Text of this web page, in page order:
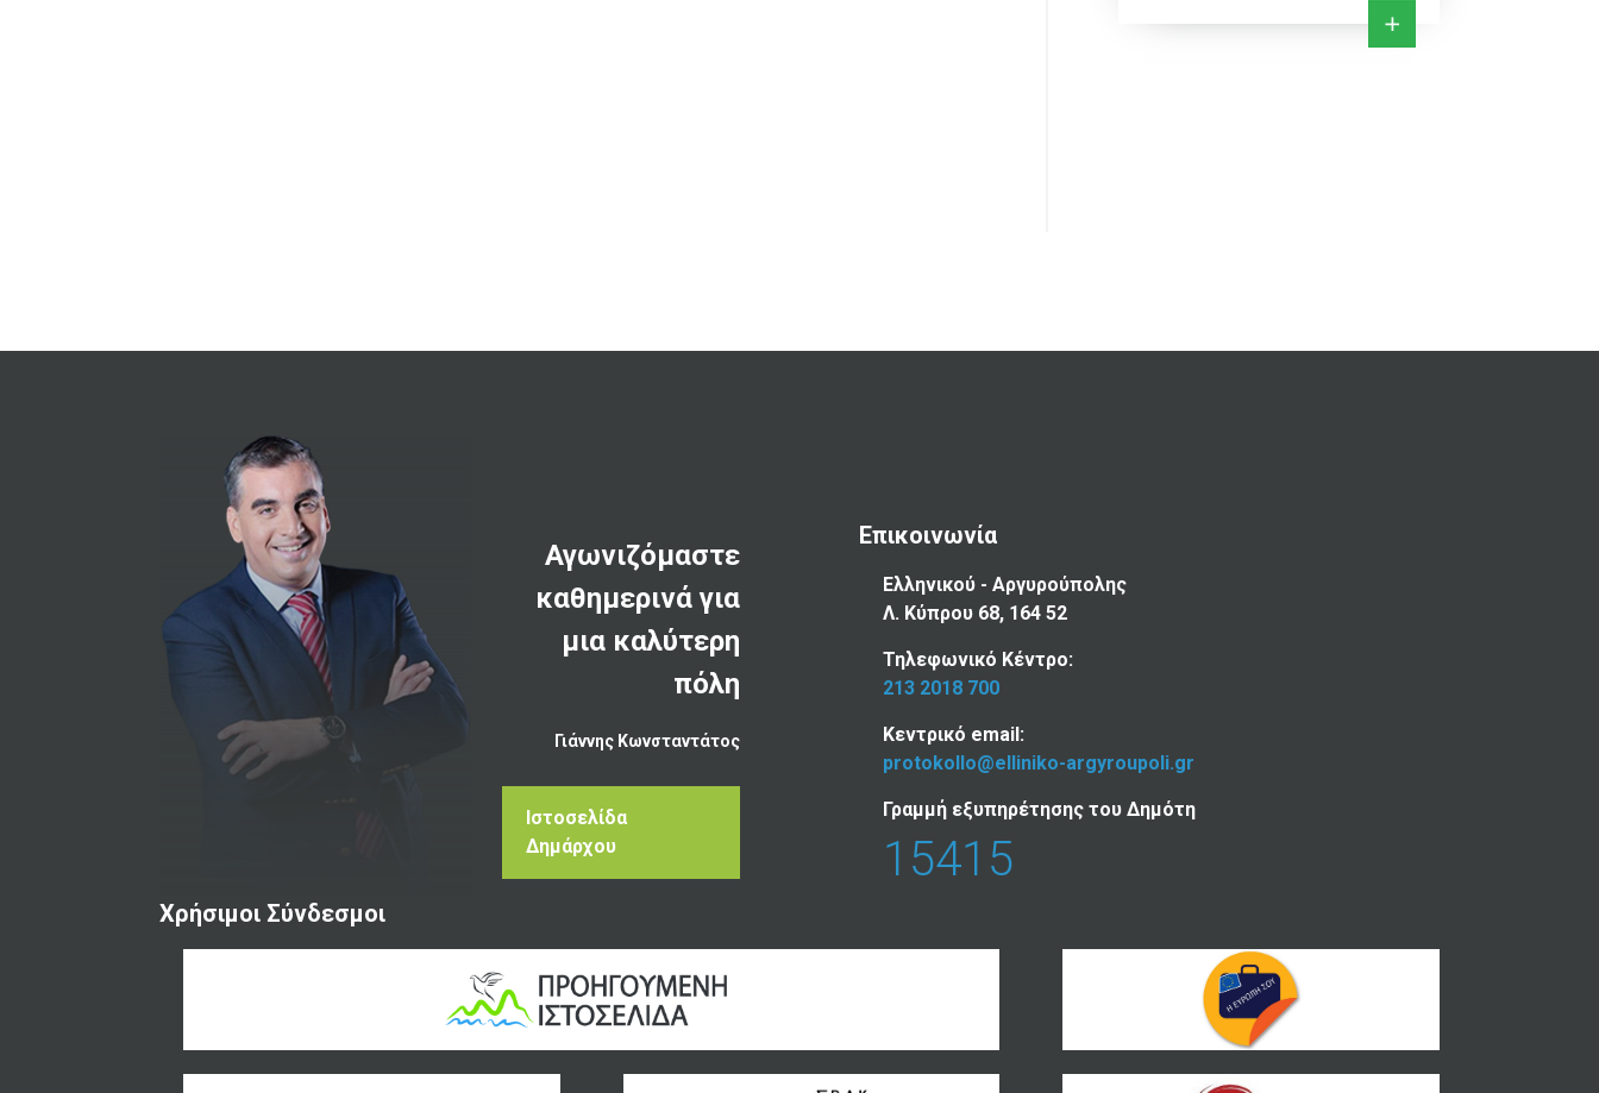
Αγωνιζόμαστε
καθημερινά για
μια καλύτερη
πόλη
Γιάννης Κωνσταντάτος
Ιστοσελίδα
Δημάρχου
Επικοινωνία
Ελληνικού - Αργυρούπολης
Λ. Κύπρου 68, 164 52
Τηλεφωνικό Κέντρο:
213 2018 700
Κεντρικό email:
protokollo@elliniko-argyroupoli.gr
Γραμμή εξυπηρέτησης του Δημότη
15415
Χρήσιμοι Σύνδεσμοι